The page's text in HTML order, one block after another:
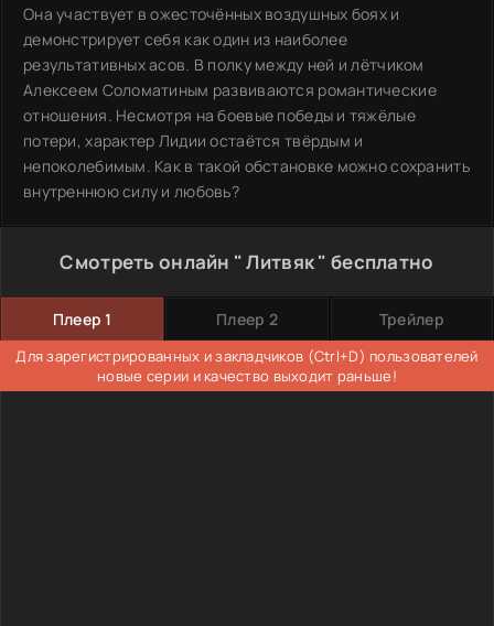
Она участвует в ожесточённых воздушных боях и
демонстрирует себя как один из наиболее
результативных асов. В полку между ней и лётчиком
Алексеем Соломатиным развиваются романтические
отношения. Несмотря на боевые победы и тяжёлые
потери, характер Лидии остаётся твёрдым и
непоколебимым. Как в такой обстановке можно сохранить
внутреннюю силу и любовь?
Смотреть онлайн " Литвяк " бесплатно
Плеер 1 Плеер 2 Трейлер
Для зарегистрированных и закладчиков (Ctrl+D) пользователей
новые серии и качество выходит раньше!